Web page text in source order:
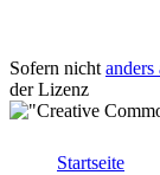
Sofern nichtanders
der Lizenz
Startseite